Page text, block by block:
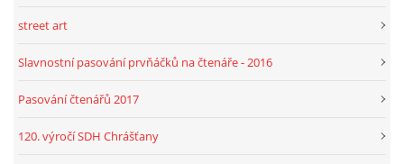
street art
Slavnostní pasování prvňáčků na čtenáře - 2016
Pasování čtenářů 2017
120. výročí SDH Chrášťany